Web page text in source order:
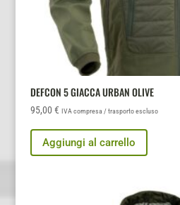
DEFCON 5 GIACCA URBAN OLIVE
95,00 € IVA compresa / trasporto escluso
Aggiungi al carrello